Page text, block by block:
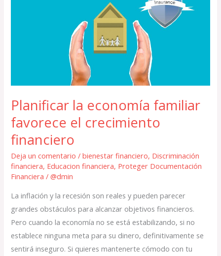
Planificar la economía familiar
favorece el crecimiento
financiero
Deja un comentario /bienestar financiero, Discriminación
financiera, Educacion financiera, Proteger Documentación
Financiera /@dmin
La inflación y la recesión son reales y pueden parecer
grandes obstáculos para alcanzar objetivos financieros.
Pero cuando la economía no se está estabilizando, si no
establece ninguna meta para su dinero, definitivamente se
sentirá inseguro. Si quieres mantenerte cómodo con tu